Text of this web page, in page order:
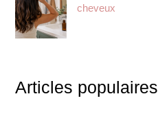
cheveux
Articles populaires